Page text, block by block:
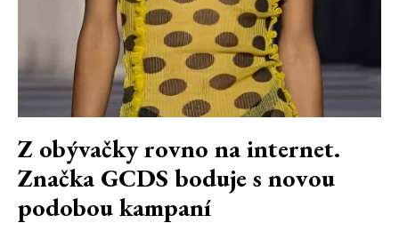
Z obývačky rovno na internet.
Značka GCDS boduje s novou
podobou kampaní